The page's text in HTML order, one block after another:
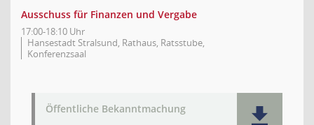
Ausschuss für Finanzen und Vergabe
17:00-18:10 Uhr
Hansestadt Stralsund, Rathaus, Ratsstube,
Konferenzsaal
Öffentliche Bekanntmachung